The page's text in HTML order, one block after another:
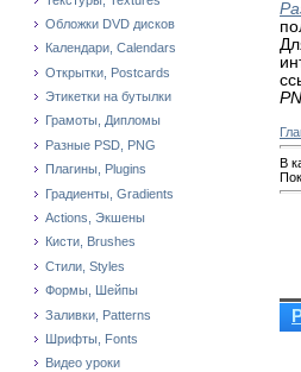
Обложки DVD дисков
Календари, Calendars
Открытки, Postcards
Этикетки на бутылки
Грамоты, Дипломы
Разные PSD, PNG
Плагины, Plugins
Градиенты, Gradients
Actions, Экшены
Кисти, Brushes
Стили, Styles
Формы, Шейпы
Заливки, Patterns
Шрифты, Fonts
Видео уроки
В